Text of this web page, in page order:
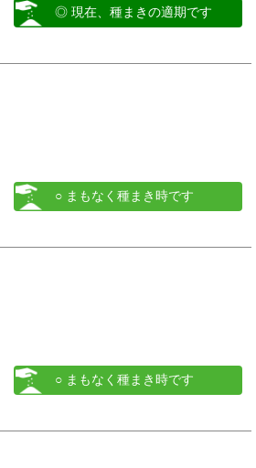
◎ 現在、種まきの適期です
○ まもなく種まき時です
○ まもなく種まき時です